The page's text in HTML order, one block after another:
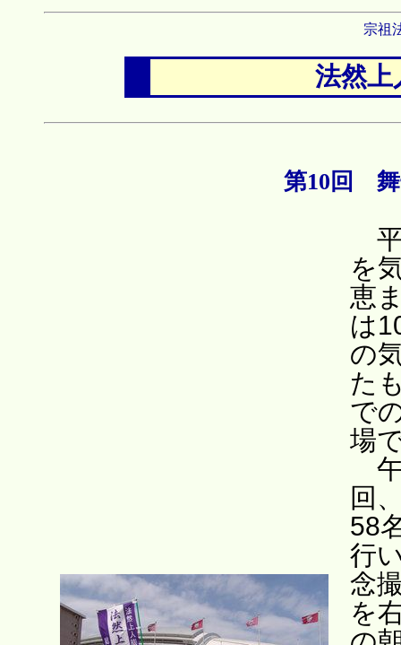
宗祖
法然上
第10回
平
を
恵
は
の
た
で
場
午
回
58
行
念
を